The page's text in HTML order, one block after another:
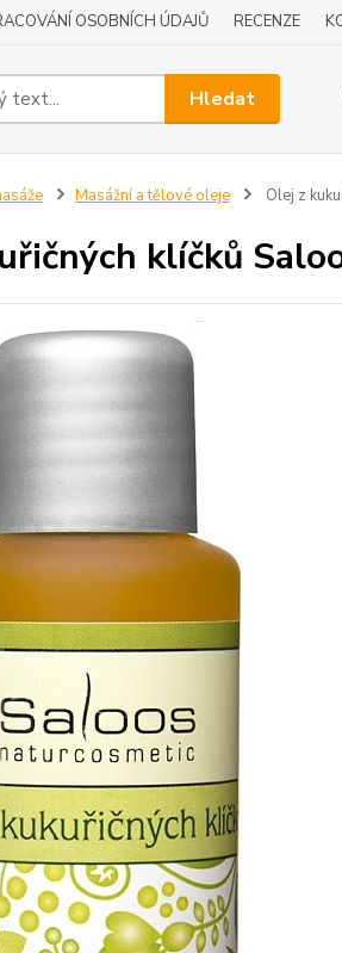
OSOBNÍCH ÚDAJŮ RECENZE
Hledat
Masážní a tělové oleje Olej z
klíčků